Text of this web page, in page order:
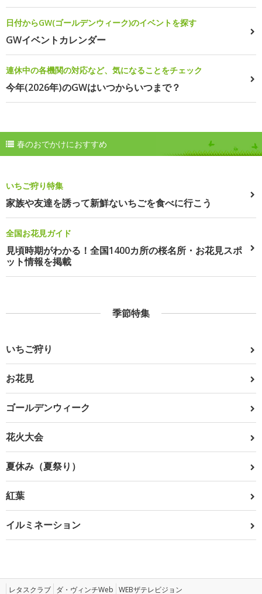
日付からGW(ゴールデンウィーク)のイベントを探す
GWイベントカレンダー
連休中の各機関の対応など、気になることをチェック
今年(2026年)のGWはいつからいつまで？
春のおでかけにおすすめ
いちご狩り特集
家族や友達を誘って新鮮ないちごを食べに行こう
全国お花見ガイド
見頃時期がわかる！全国1400カ所の桜名所・お花見スポ
ット情報を掲載
季節特集
いちご狩り
お花見
ゴールデンウィーク
花火大会
夏休み（夏祭り）
紅葉
イルミネーション
レタスクラブ ダ・ヴィンチWeb WEBザテレビジョン